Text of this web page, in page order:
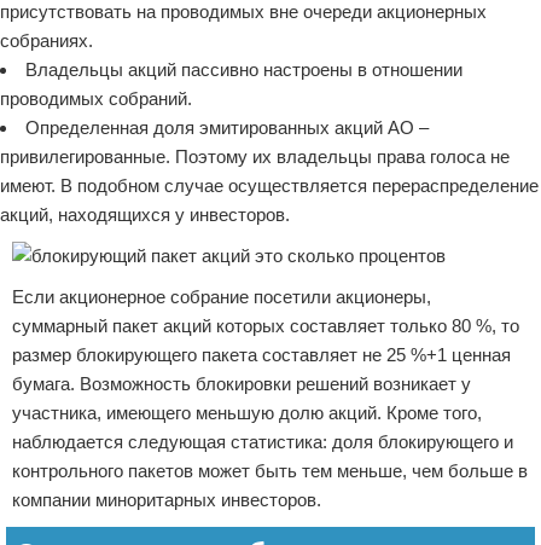
присутствовать на проводимых вне очереди акционерных
собраниях.
Владельцы акций пассивно настроены в отношении
проводимых собраний.
Определенная доля эмитированных акций АО –
привилегированные. Поэтому их владельцы права голоса не
имеют. В подобном случае осуществляется перераспределение
акций, находящихся у инвесторов.
Если акционерное собрание посетили акционеры,
суммарный пакет акций которых составляет только 80 %, то
размер блокирующего пакета составляет не 25 %+1 ценная
бумага. Возможность блокировки решений возникает у
участника, имеющего меньшую долю акций. Кроме того,
наблюдается следующая статистика: доля блокирующего и
контрольного пакетов может быть тем меньше, чем больше в
компании миноритарных инвесторов.